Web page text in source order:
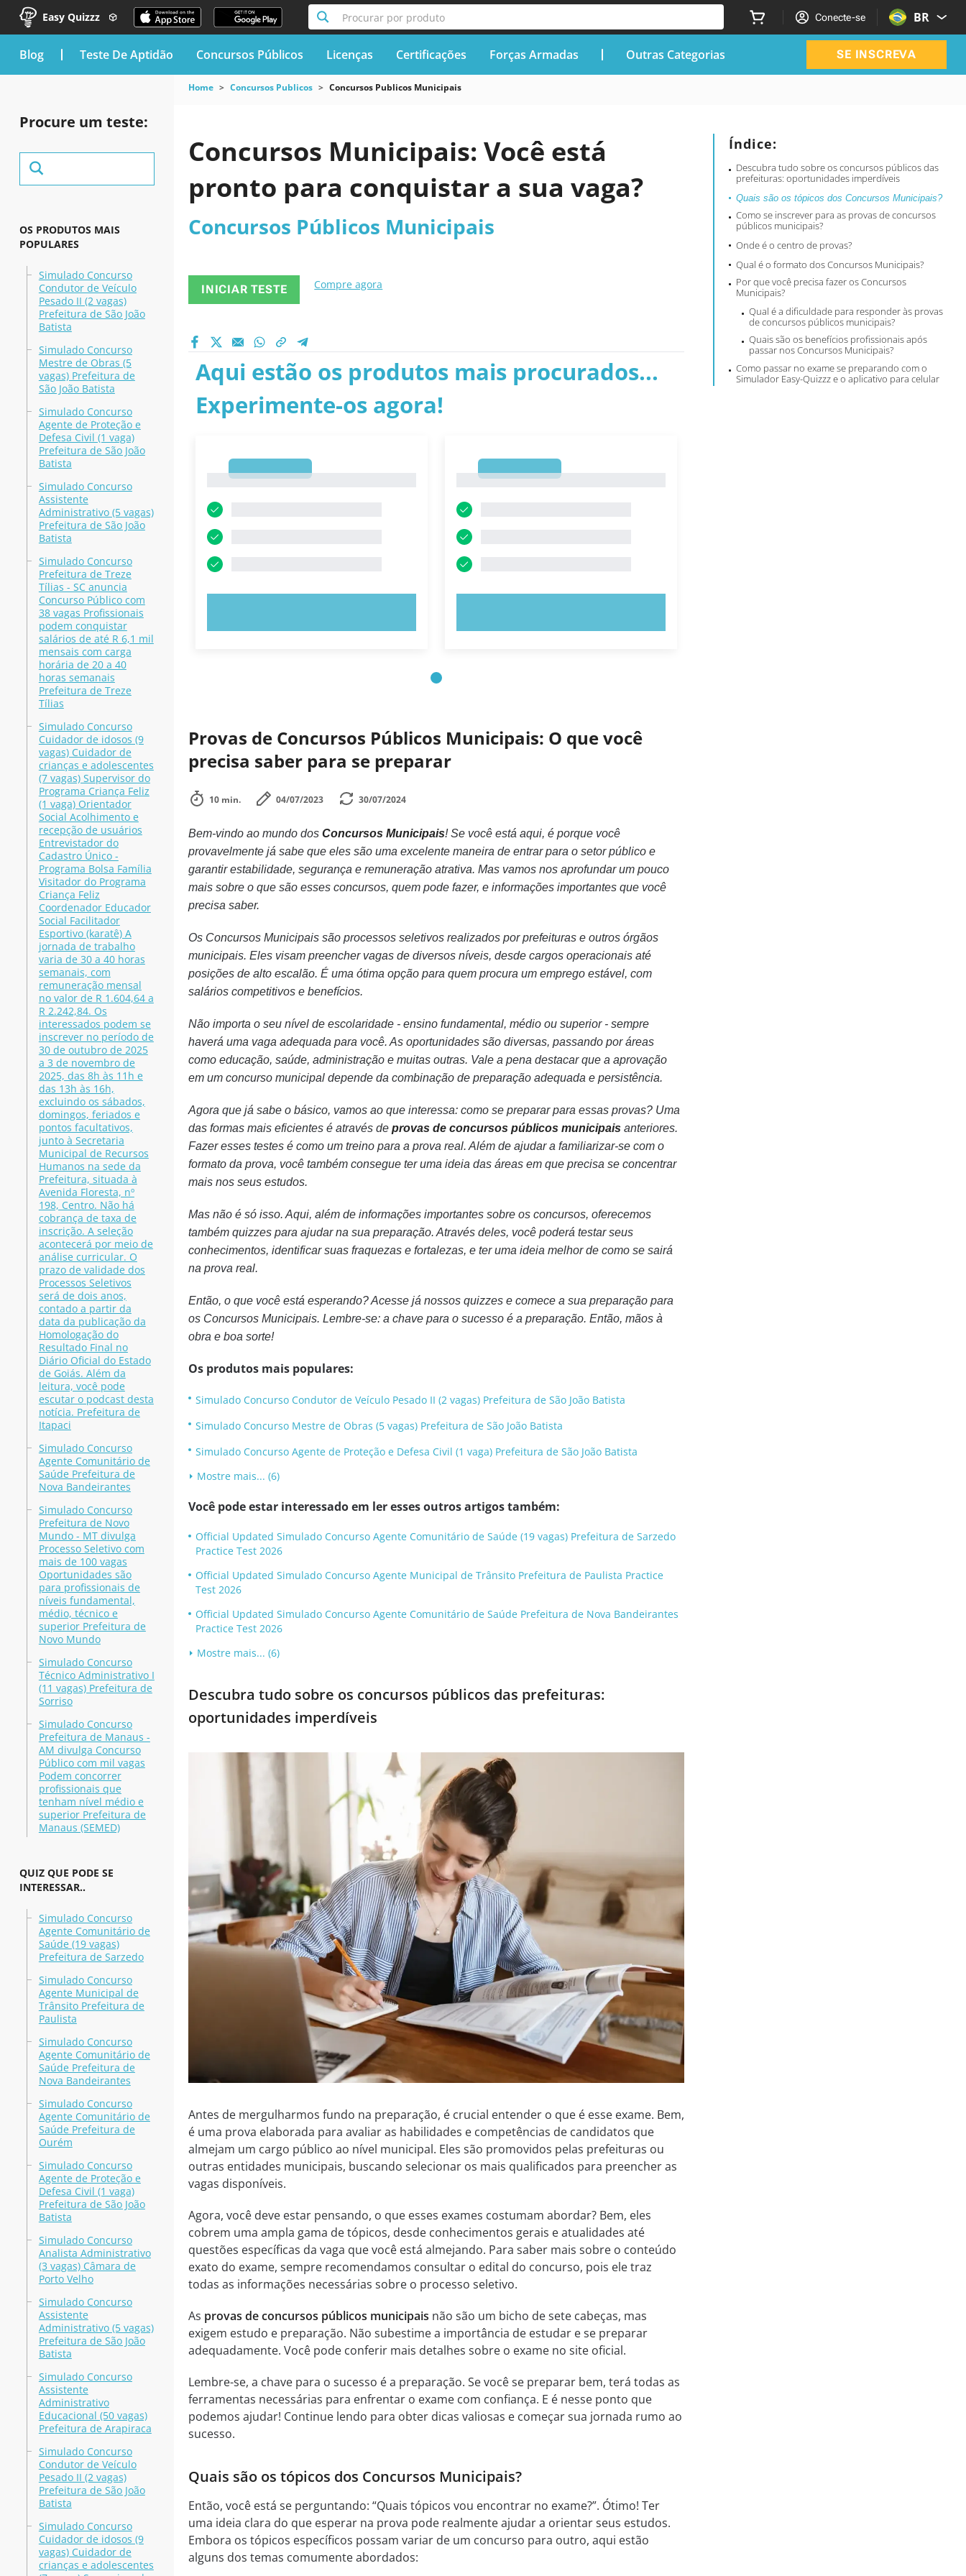
Easy Quizzz Procurar por produto Conecte-se BR
blog Teste De Aptidão Concursos Públicos Licenças Certificações Forças Armadas Outras Categorias SE INSCREVA
Procure um teste:
OS PRODUTOS MAIS
POPULARES
Simulado Concurso
Condutor de Veículo
Pesado II (2 vagas)
Prefeitura de São João
Batista
Simulado Concurso
Mestre de Obras (5
vagas) Prefeitura de
São João Batista
Simulado Concurso
Agente de Proteção e
Defesa Civil (1 vaga)
Prefeitura de São João
Batista
Simulado Concurso
Assistente
Administrativo (5 vagas)
Prefeitura de São João
Batista
Simulado Concurso
Prefeitura de Treze
Tílias - SC anuncia
Concurso Público com
38 vagas Profissionais
podem conquistar
salários de até R 6,1 mil
mensais com carga
horária de 20 a 40
horas semanais
Prefeitura de Treze
Tílias
Simulado Concurso
Cuidador de idosos (9
vagas) Cuidador de
crianças e adolescentes
(7 vagas) Supervisor do
Programa Criança Feliz
(1 vaga) Orientador
Social Acolhimento e
recepção de usuários
Entrevistador do
Cadastro Único -
Programa Bolsa Família
Visitador do Programa
Criança Feliz
Coordenador Educador
Social Facilitador
Esportivo (karatê) A
jornada de trabalho
varia de 30 a 40 horas
semanais, com
remuneração mensal
no valor de R 1.604,64 a
R 2.242,84. Os
interessados podem se
inscrever no período de
30 de outubro de 2025
a 3 de novembro de
2025, das 8h às 11h e
das 13h às 16h,
excluindo os sábados,
domingos, feriados e
pontos facultativos,
junto à Secretaria
Municipal de Recursos
Humanos na sede da
Prefeitura, situada à
Avenida Floresta, nº
198, Centro. Não há
cobrança de taxa de
inscrição. A seleção
acontecerá por meio de
análise curricular. O
prazo de validade dos
Processos Seletivos
será de dois anos,
contado a partir da
data da publicação da
Homologação do
Resultado Final no
Diário Oficial do Estado
de Goiás. Além da
leitura, você pode
escutar o podcast desta
notícia. Prefeitura de
Itapaci
Simulado Concurso
Agente Comunitário de
Saúde Prefeitura de
Nova Bandeirantes
Simulado Concurso
Prefeitura de Novo
Mundo - MT divulga
Processo Seletivo com
mais de 100 vagas
Oportunidades são
para profissionais de
níveis fundamental,
médio, técnico e
superior Prefeitura de
Novo Mundo
Simulado Concurso
Técnico Administrativo I
(11 vagas) Prefeitura de
Sorriso
Simulado Concurso
Prefeitura de Manaus -
AM divulga Concurso
Público com mil vagas
Podem concorrer
profissionais que
tenham nível médio e
superior Prefeitura de
Manaus (SEMED)
QUIZ QUE PODE SE
INTERESSAR..
Simulado Concurso
Agente Comunitário de
Saúde (19 vagas)
Prefeitura de Sarzedo
Simulado Concurso
Agente Municipal de
Trânsito Prefeitura de
Paulista
Simulado Concurso
Agente Comunitário de
Saúde Prefeitura de
Nova Bandeirantes
Simulado Concurso
Agente Comunitário de
Saúde Prefeitura de
Ourém
Simulado Concurso
Agente de Proteção e
Defesa Civil (1 vaga)
Prefeitura de São João
Batista
Simulado Concurso
Analista Administrativo
(3 vagas) Câmara de
Porto Velho
Simulado Concurso
Assistente
Administrativo (5 vagas)
Prefeitura de São João
Batista
Simulado Concurso
Assistente
Administrativo
Educacional (50 vagas)
Prefeitura de Arapiraca
Simulado Concurso
Condutor de Veículo
Pesado II (2 vagas)
Prefeitura de São João
Batista
Simulado Concurso
Cuidador de idosos (9
vagas) Cuidador de
crianças e adolescentes
Home Concursos Publicos Concursos Publicos Municipais
Índice:
Descubra tudo sobre os concursos públicos das
prefeituras: oportunidades imperdíveis
Quais são os tópicos dos Concursos Municipais?
Como se inscrever para as provas de concursos
públicos municipais?
Onde é o centro de provas?
Qual é o formato dos Concursos Municipais?
Por que você precisa fazer os Concursos
Municipais?
Qual é a dificuldade para responder às provas
de concursos públicos municipais?
Quais são os benefícios profissionais após
passar nos Concursos Municipais?
Como passar no exame se preparando com o
Simulador Easy-Quizzz e o aplicativo para celular
Concursos Municipais: Você está
pronto para conquistar a sua vaga?
Concursos Públicos Municipais
INICIAR TESTE Compre agora
Aqui estão os produtos mais procurados...
Experimente-os agora!
Provas de Concursos Públicos Municipais: O que você
precisa saber para se preparar
10 min. 04/07/2023 30/07/2024
Bem-vindo ao mundo dos Concursos Municipais! Se você está aqui, é porque você
provavelmente já sabe que eles são uma excelente maneira de entrar para o setor público e
garantir estabilidade, segurança e remuneração atrativa. Mas vamos nos aprofundar um pouco
mais sobre o que são esses concursos, quem pode fazer, e informações importantes que você
precisa saber.
Os Concursos Municipais são processos seletivos realizados por prefeituras e outros órgãos
municipais. Eles visam preencher vagas de diversos níveis, desde cargos operacionais até
posições de alto escalão. É uma ótima opção para quem procura um emprego estável, com
salários competitivos e benefícios.
Não importa o seu nível de escolaridade - ensino fundamental, médio ou superior - sempre
haverá uma vaga adequada para você. As oportunidades são diversas, passando por áreas
como educação, saúde, administração e muitas outras. Vale a pena destacar que a aprovação
em um concurso municipal depende da combinação de preparação adequada e persistência.
Agora que já sabe o básico, vamos ao que interessa: como se preparar para essas provas? Uma
das formas mais eficientes é através de provas de concursos públicos municipaisanteriores.
Fazer esses testes é como um treino para a prova real. Além de ajudar a familiarizar-se com o
formato da prova, você também consegue ter uma ideia das áreas em que precisa se concentrar
mais nos seus estudos.
Mas não é só isso. Aqui, além de informações importantes sobre os concursos, oferecemos
também quizzes para ajudar na sua preparação. Através deles, você poderá testar seus
conhecimentos, identificar suas fraquezas e fortalezas, e ter uma ideia melhor de como se sairá
na prova real.
Então, o que você está esperando? Acesse já nossos quizzes e comece a sua preparação para
os Concursos Municipais. Lembre-se: a chave para o sucesso é a preparação. Então, mãos à
obra e boa sorte!
Os produtos mais populares:
Simulado Concurso Condutor de Veículo Pesado II (2 vagas) Prefeitura de São João Batista
Simulado Concurso Mestre de Obras (5 vagas) Prefeitura de São João Batista
Simulado Concurso Agente de Proteção e Defesa Civil (1 vaga) Prefeitura de São João Batista
Mostre mais... (6)
Você pode estar interessado em ler esses outros artigos também:
Official Updated Simulado Concurso Agente Comunitário de Saúde (19 vagas) Prefeitura de Sarzedo
Practice Test 2026
Official Updated Simulado Concurso Agente Municipal de Trânsito Prefeitura de Paulista Practice
Test 2026
Official Updated Simulado Concurso Agente Comunitário de Saúde Prefeitura de Nova Bandeirantes
Practice Test 2026
Mostre mais... (6)
Descubra tudo sobre os concursos públicos das prefeituras:
oportunidades imperdíveis
Antes de mergulharmos fundo na preparação, é crucial entender o que é esse exame. Bem,
é uma prova elaborada para avaliar as habilidades e competências de candidatos que
almejam um cargo público ao nível municipal. Eles são promovidos pelas prefeituras ou
outras entidades municipais, buscando selecionar os mais qualificados para preencher as
vagas disponíveis.
Agora, você deve estar pensando, o que esses exames costumam abordar? Bem, eles
cobrem uma ampla gama de tópicos, desde conhecimentos gerais e atualidades até
questões específicas da vaga que você está almejando. Para saber mais sobre o conteúdo
exato do exame, sempre recomendamos consultar o edital do concurso, pois ele traz
todas as informações necessárias sobre o processo seletivo.
As provas de concursos públicos municipais não são um bicho de sete cabeças, mas
exigem estudo e preparação. Não subestime a importância de estudar e se preparar
adequadamente. Você pode conferir mais detalhes sobre o exame no site oficial.
Lembre-se, a chave para o sucesso é a preparação. Se você se preparar bem, terá todas as
ferramentas necessárias para enfrentar o exame com confiança. E é nesse ponto que
podemos ajudar! Continue lendo para obter dicas valiosas e começar sua jornada rumo ao
sucesso.
Quais são os tópicos dos Concursos Municipais?
Então, você está se perguntando: “Quais tópicos vou encontrar no exame?”. Ótimo! Ter
uma ideia clara do que esperar na prova pode realmente ajudar a orientar seus estudos.
Embora os tópicos específicos possam variar de um concurso para outro, aqui estão
alguns dos temas comumente abordados: